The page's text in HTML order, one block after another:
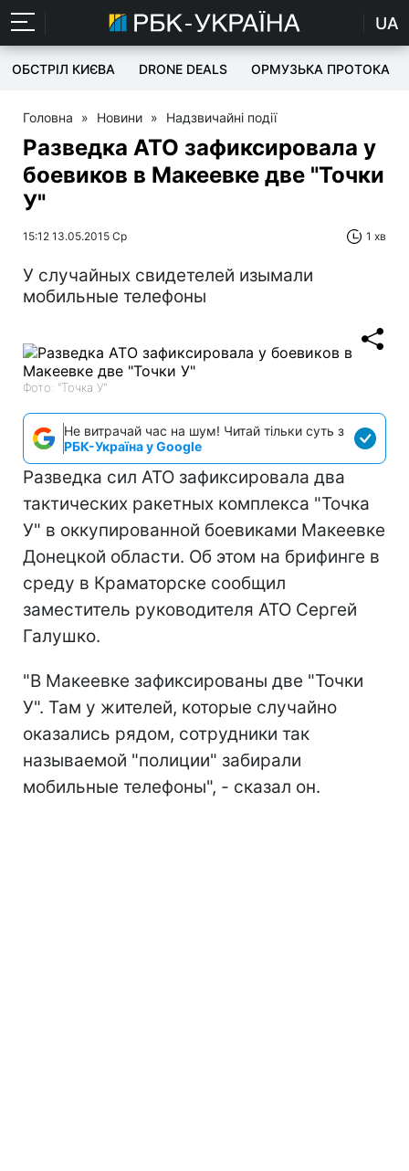
UA
ОБСТРІЛ КИЄВА DRONE DEALS ОРМУЗЬКА ПРОТОКА
Головна » Новини » Надзвичайні події
Разведка АТО зафиксировала у
боевиков в Макеевке две "Точки
У"
15:12 13.05.2015 Ср 1 хв
У случайных свидетелей изымали
мобильные телефоны
Фото: "Точка У"
Не витрачай час на шум! Читай тільки суть з
РБК-Україна у Google
Разведка сил АТО зафиксировала два
тактических ракетных комплекса "Точка
У" в оккупированной боевиками Макеевке
Донецкой области. Об этом на брифинге в
среду в Краматорске сообщил
заместитель руководителя АТО Сергей
Галушко.
"В Макеевке зафиксированы две "Точки
У". Там у жителей, которые случайно
оказались рядом, сотрудники так
называемой "полиции" забирали
мобильные телефоны", - сказал он.